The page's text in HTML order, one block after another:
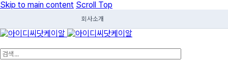
Skip to main content Scroll Top
회사소개